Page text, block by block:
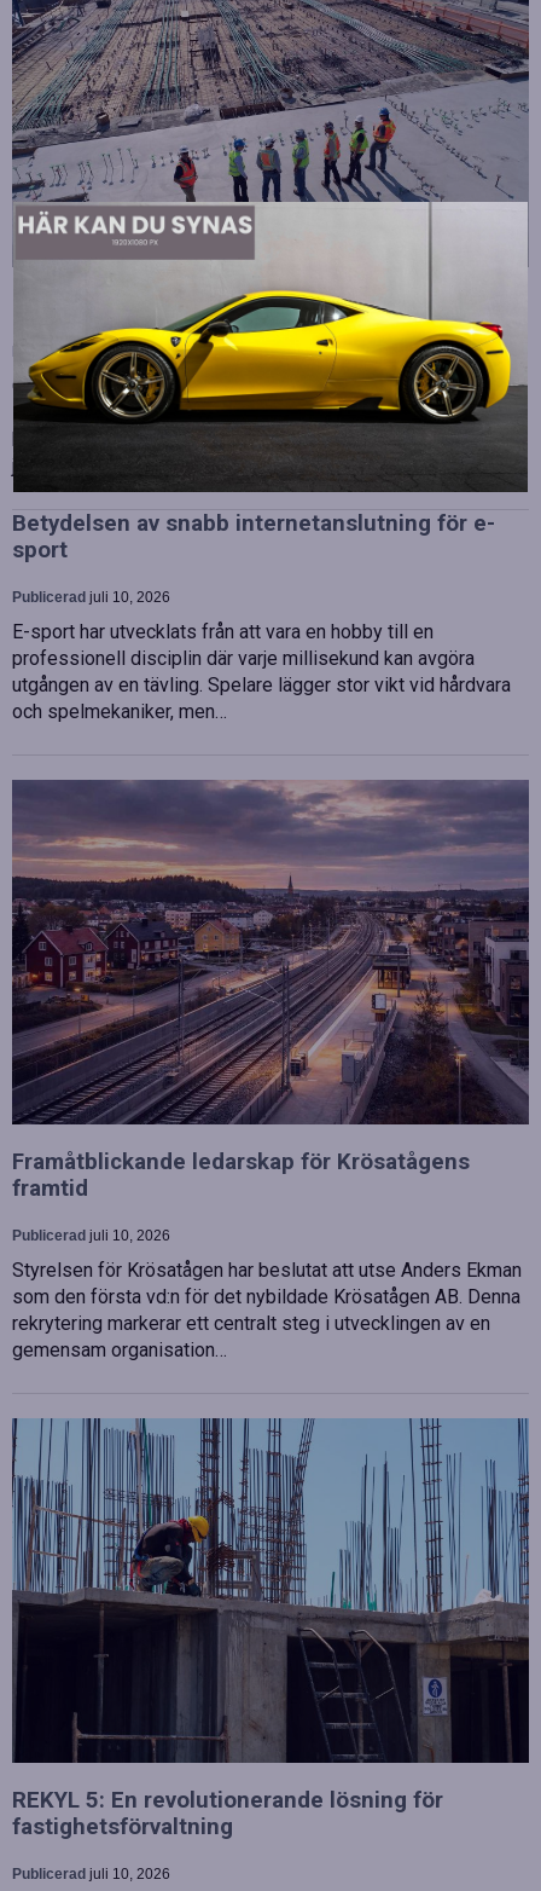
Strategiska tillskott till OHLA Sveriges ledning
Publiceradjuli 10, 2026
OHLA Sverige stärker sin ledningsgrupp genom att anställa
Malin Bergman som HR-chef och María Vazquez som
biträdande ekonomichef. Båda började sina nya tjänster den 1
juni 2026 och kommer att…
Betydelsen av snabb internetanslutning för e-
sport
Publicerad juli 10, 2026
E-sport har utvecklats från att vara en hobby till en
professionell disciplin där varje millisekund kan avgöra
utgången av en tävling. Spelare lägger stor vikt vid hårdvara
och spelmekaniker, men…
Framåtblickande ledarskap för Krösatågens
framtid
Publicerad juli 10, 2026
Styrelsen för Krösatågen har beslutat att utse Anders Ekman
som den första vd:n för det nybildade Krösatågen AB. Denna
rekrytering markerar ett centralt steg i utvecklingen av en
gemensam organisation…
REKYL 5: En revolutionerande lösning för
fastighetsförvaltning
Publicerad juli 10, 2026